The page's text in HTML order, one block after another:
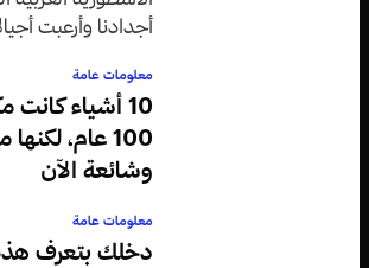
أجدادنا وأرعبت
معلومات عامة
10 أشياء
100 عام،
وشائعة الآن
معلومات عامة
دخلك بتعرف